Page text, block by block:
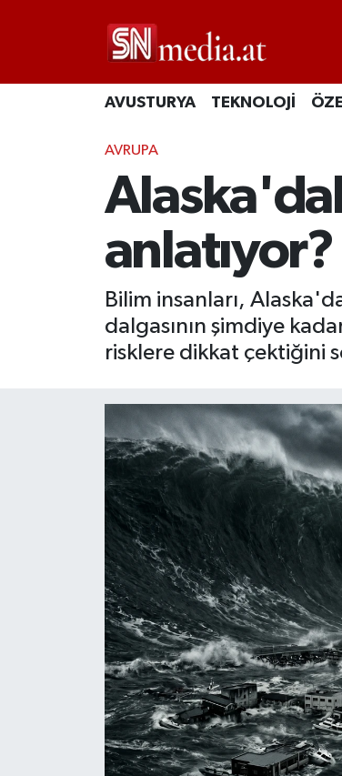
AVUSTURYA TEKNOLOJİ
AVRUPA
anlatıyor?
Bilim insanları,
dalgasının şimdiye
risklere dikkat çektiğini